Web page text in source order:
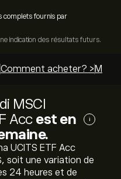
complets fournis par
indication des résultats futurs.
Comment acheter? >
MSCI
Acc est en
i
UCITS ETF Acc
soit une variation de
24 heures et de